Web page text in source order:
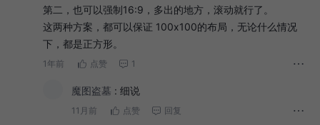
第二，也可以强制16:9，多出的地方，滚动就行了。
这两种方案，都可以保证 100x100的布局，无论什么情况
下，都是正方形。
1年前 点赞 1
魔图盗墓 : 细说
11月前 点赞 回复